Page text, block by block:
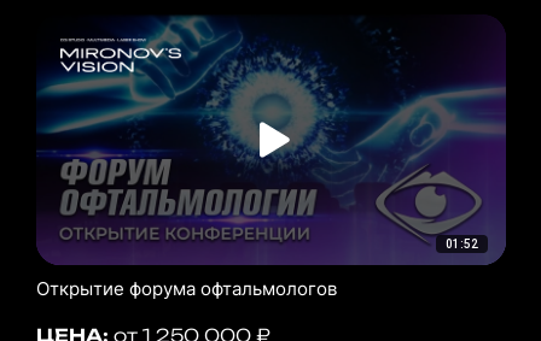
01:52
Открытие форума офтальмологов
ЦЕНА: от 1 250 000 ₽